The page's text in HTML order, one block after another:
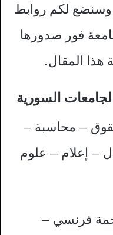
وسنضع لكم روابط
فور صدورها
هذا المقال.
السورية
– محاسبة –
– إعلام – علوم
فرنسي –